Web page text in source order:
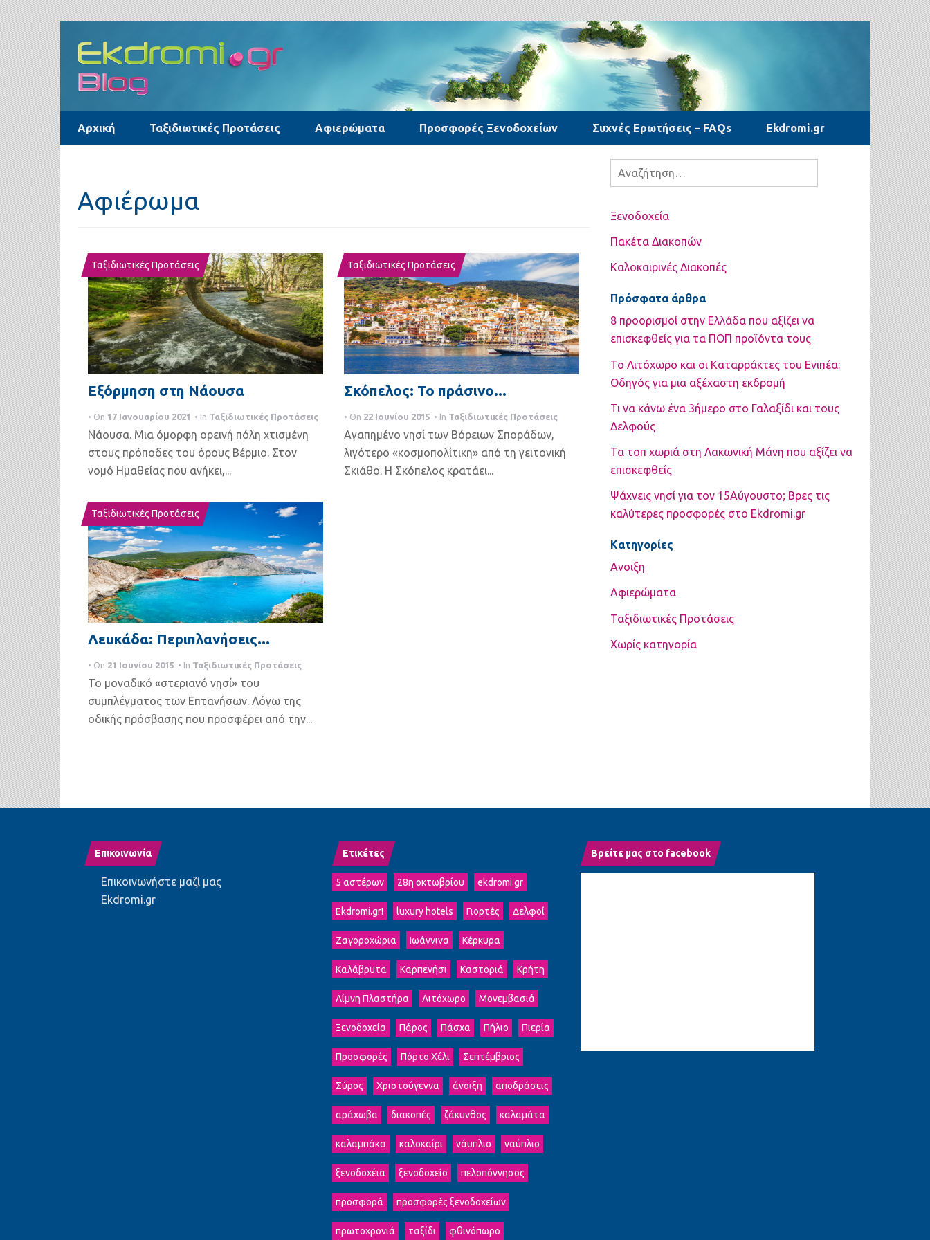
Skip
to
content
Αρχική Ταξιδιωτικές Προτάσεις Αφιερώματα Προσφορές Ξενοδοχείων Συχνές Ερωτήσεις – FAQs Ekdromi.gr
Αφιέρωμα
Ταξιδιωτικές Προτάσεις
Εξόρμηση στη Νάουσα
• On 17 Ιανουαρίου 2021 • In Ταξιδιωτικές Προτάσεις
Νάουσα. Μια όμορφη ορεινή πόλη χτισμένη
στους πρόποδες του όρους Βέρμιο. Στον
νομό Ημαθείας που ανήκει,...
Ταξιδιωτικές Προτάσεις
Σκόπελος: Το πράσινο...
• On 22 Ιουνίου 2015 • In Ταξιδιωτικές Προτάσεις
Αγαπημένο νησί των Βόρειων Σποράδων,
λιγότερο «κοσμοπολίτικη» από τη γειτονική
Σκιάθο. Η Σκόπελος κρατάει...
Ταξιδιωτικές Προτάσεις
Λευκάδα: Περιπλανήσεις...
• On 21 Ιουνίου 2015 • In Ταξιδιωτικές Προτάσεις
Το μοναδικό «στεριανό νησί» του
συμπλέγματος των Επτανήσων. Λόγω της
οδικής πρόσβασης που προσφέρει από την...
Αναζήτηση
για:
Ξενοδοχεία
Πακέτα Διακοπών
Καλοκαιρινές Διακοπές
Πρόσφατα άρθρα
8 προορισμοί στην Ελλάδα που αξίζει να
επισκεφθείς για τα ΠΟΠ προϊόντα τους
Το Λιτόχωρο και οι Καταρράκτες του Ενιπέα:
Οδηγός για μια αξέχαστη εκδρομή
Τι να κάνω ένα 3ήμερο στο Γαλαξίδι και τους
Δελφούς
Τα τοπ χωριά στη Λακωνική Μάνη που αξίζει να
επισκεφθείς
Ψάχνεις νησί για τον 15Αύγουστο; Βρες τις
καλύτερες προσφορές στο Ekdromi.gr
Kατηγορίες
Ανοιξη
Αφιερώματα
Ταξιδιωτικές Προτάσεις
Χωρίς κατηγορία
Επικοινωνία
Επικοινωνήστε μαζί μας
Ekdromi.gr
Ετικέτες
5 αστέρων 28η οκτωβρίου ekdromi.gr
Ekdromi.gr! luxury hotels Γιορτές Δελφοί
Ζαγοροχώρια Ιωάννινα Κέρκυρα
Καλάβρυτα Καρπενήσι Καστοριά Κρήτη
Λίμνη Πλαστήρα Λιτόχωρο Μονεμβασιά
Ξενοδοχεία Πάρος Πάσχα Πήλιο Πιερία
Προσφορές Πόρτο Χέλι Σεπτέμβριος
Σύρος Χριστούγεννα άνοιξη αποδράσεις
αράχωβα διακοπές ζάκυνθος καλαμάτα
καλαμπάκα καλοκαίρι νάυπλιο ναύπλιο
ξενοδοχέια ξενοδοχείο πελοπόννησος
προσφορά προσφορές ξενοδοχείων
πρωτοχρονιά ταξίδι φθινόπωρο
Βρείτε μας στο facebook